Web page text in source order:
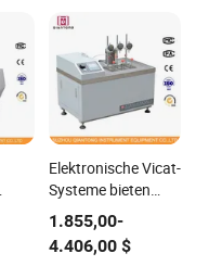
Elektronische Vicat-
Systeme bieten
einen
1.855,00-
4.406,00$